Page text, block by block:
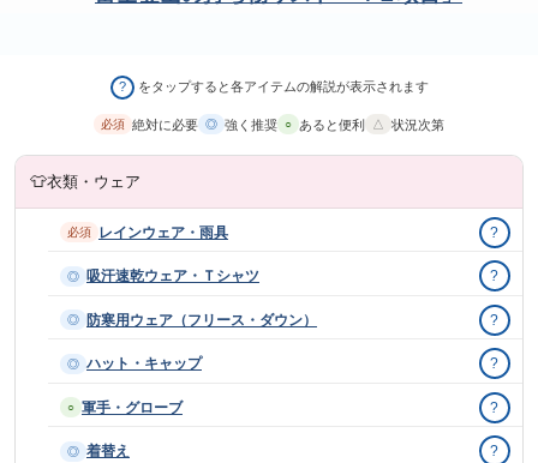
? をタップすると各アイテムの解説が表示されます
必須 絶対に必要 ◎ 強く推奨 ○ あると便利 △ 状況次第
👕衣類・ウェア
必須 レインウェア・雨具 ?
◎ 吸汗速乾ウェア・Ｔシャツ ?
◎ 防寒用ウェア（フリース・ダウン） ?
◎ ハット・キャップ ?
○ 軍手・グローブ ?
◎ 着替え ?